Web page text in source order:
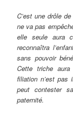
C’est une drôle
ne va pas
elle seule aura
reconnaîtra
sans pouvoir
Cette triche
filiation n’est pas
peut contester
paternité.